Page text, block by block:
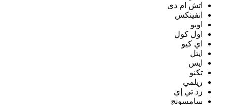
اتش ام دى
انفينكس
اوبو
اول كول
اي كيو
ايتل
ايس
تكنو
ريلمي
زد تي إي
سامسونج